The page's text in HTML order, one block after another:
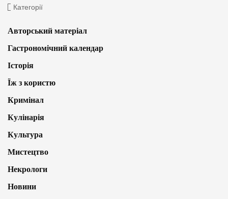
Категорії
Авторський матеріал
Гастрономічний календар
Історія
Їж з користю
Кримінал
Кулінарія
Культура
Мистецтво
Некрологи
Новини